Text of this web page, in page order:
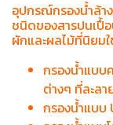
อุปกรณ์กรองน้ำล้า
ชนิดของสารปนเปื้
ผักและผลไม้ที่นิยม
กรองน้ำแบบ
ต่างๆ ที่ละลา
กรองน้ำแบบ